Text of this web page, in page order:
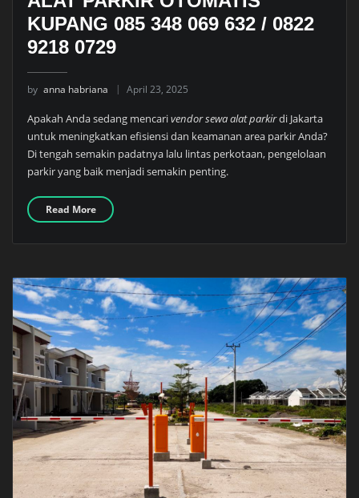
KUPANG 085 348 069 632 / 0822
9218 0729
by anna habriana April 23, 2025
Apakah Anda sedang mencarivendor sewa alat parkirdi Jakarta
untuk meningkatkan efisiensi dan keamanan area parkir Anda?
Di tengah semakin padatnya lalu lintas perkotaan, pengelolaan
parkir yang baik menjadi semakin penting.
Read More